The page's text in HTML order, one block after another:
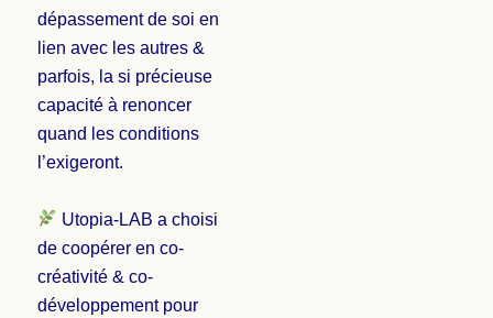
dépassement de soi en
lien avec les autres &
parfois, la si précieuse
capacité à renoncer
quand les conditions
l’exigeront.
Utopia-LAB a choisi
de coopérer en co-
créativité & co-
développement pour